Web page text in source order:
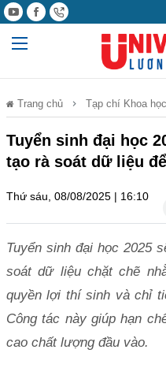
Trang chủ Tạp chí Khoa học
Tuyển sinh đại học
tạo rà soát dữ liệu
Thứ sáu, 08/08/2025 | 16:10
Tuyển sinh đại học 2025
soát dữ liệu chặt chẽ
quyền lợi thí sinh và chỉ
Công tác này giúp hạn
cao chất lượng đầu vào.